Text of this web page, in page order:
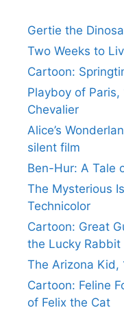
Gertie the
Two Weeks to
Cartoon:
Playboy of
Chevalier
Alice’s
silent film
Ben-Hur: A Tale
The Mysterious
Technicolor
Cartoon: Great
the Lucky Rabbit
The Arizona Kid,
Cartoon: Feline
of Felix the Cat